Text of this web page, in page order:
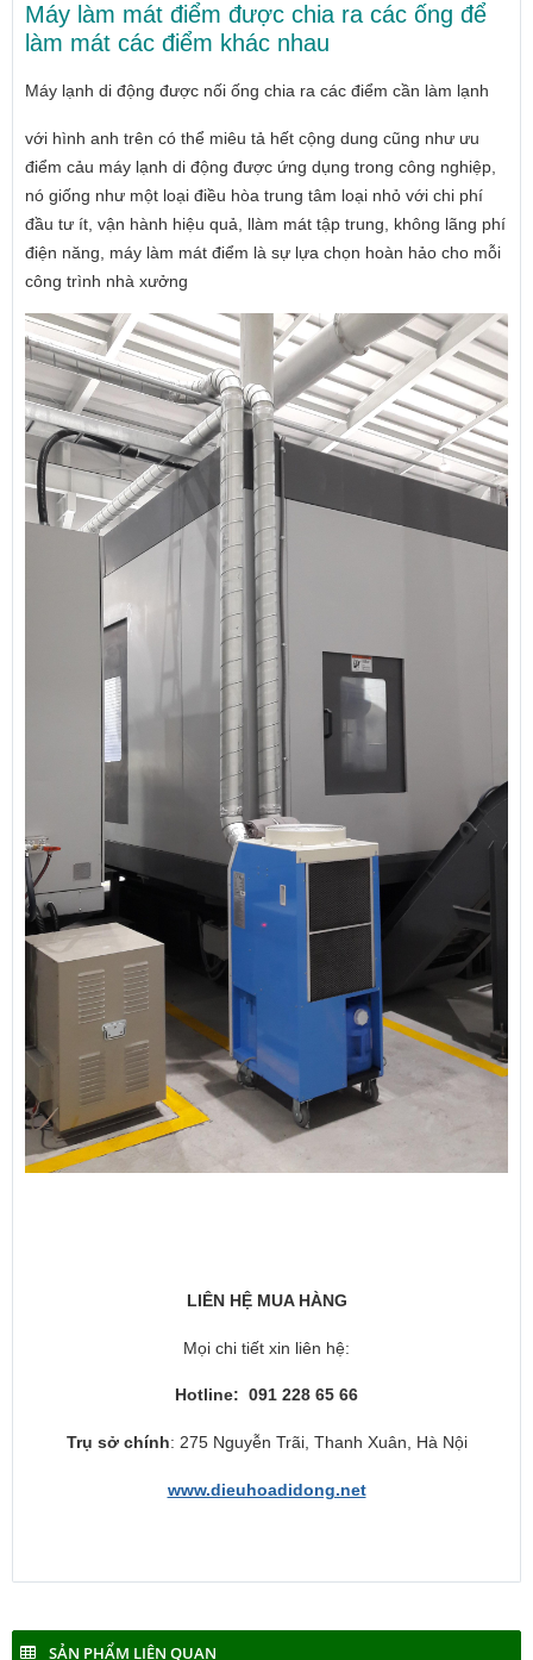
Máy làm mát điểm được chia ra các ống để
làm mát các điểm khác nhau
Máy lạnh di động được nối ống chia ra các điểm cần làm lạnh
với hình anh trên có thể miêu tả hết cộng dung cũng như ưu
điểm cảu máy lạnh di động được ứng dụng trong công nghiệp,
nó giống như một loại điều hòa trung tâm loại nhỏ với chi phí
đầu tư ít, vận hành hiệu quả, llàm mát tập trung, không lãng phí
điện năng, máy làm mát điểm là sự lựa chọn hoàn hảo cho mỗi
công trình nhà xưởng
LIÊN HỆ MUA HÀNG
Mọi chi tiết xin liên hệ:
Hotline: 091 228 65 66
Trụ sở chính: 275 Nguyễn Trãi, Thanh Xuân, Hà Nội
www.dieuhoadidong.net
SẢN PHẨM LIÊN QUAN